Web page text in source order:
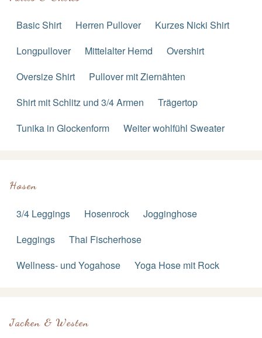
Basic Shirt Herren Pullover
Kurzes Nicki Shirt
Longpullover
Mittelalter Hemd
Overshirt
Oversize Shirt
Pullover mit Ziernähten
Shirt mit Schlitz und 3/4 Armen
Trägertop
Tunika in Glockenform
Weiter wohlfühl Sweater
Hosen
3/4 Leggings Hosenrock
Jogginghose
Leggings
Thai Fischerhose
Wellness- und Yogahose
Yoga Hose mit Rock
Jacken & Westen